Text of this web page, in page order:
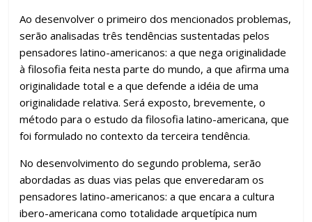
Ao desenvolver o primeiro dos mencionados problemas,
serão analisadas três tendências sustentadas pelos
pensadores latino-americanos: a que nega originalidade
à filosofia feita nesta parte do mundo, a que afirma uma
originalidade total e a que defende a idéia de uma
originalidade relativa. Será exposto, brevemente, o
método para o estudo da filosofia latino-americana, que
foi formulado no contexto da terceira tendência.
No desenvolvimento do segundo problema, serão
abordadas as duas vias pelas que enveredaram os
pensadores latino-americanos: a que encara a cultura
ibero-americana como totalidade arquetípica num